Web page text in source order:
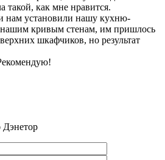
такой, как мне нравится.
нам установили нашу кухню-
нашим кривым стенам, им пришлось
шкафчиков, но результат
Дэнетор